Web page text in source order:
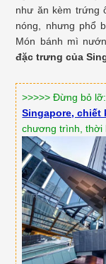
như ăn kèm trứng
nóng, nhưng phổ
Món bánh mì
đặc trưng của
>>>>> Đừng bỏ
Singapore,
chương trình, thời